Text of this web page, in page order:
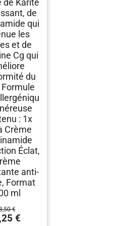
de Karité
de
qui
les
et de
Cg qui
du
: 1x
Crème
Éclat,
anti-
Format
ml
€
€